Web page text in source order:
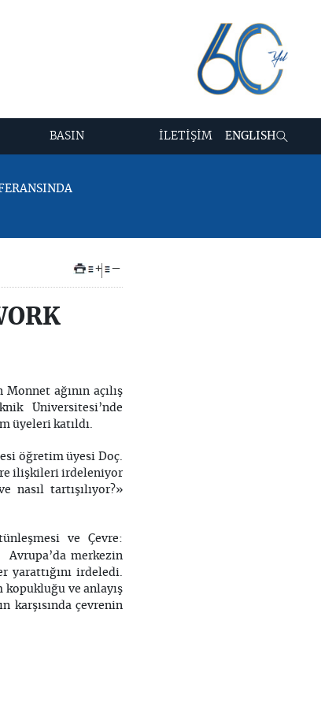
BASIN İLETİŞİM ENGLISH
+ –
Monnet ağının açılış
Üniversitesi’nde
üyeleri katıldı.
öğretim üyesi Doç.
ilişkileri irdeleniyor
nasıl tartışılıyor?»
ve Çevre:
Avrupa’da merkezin
irdeledi.
kopukluğu ve anlayış
karşısında çevrenin